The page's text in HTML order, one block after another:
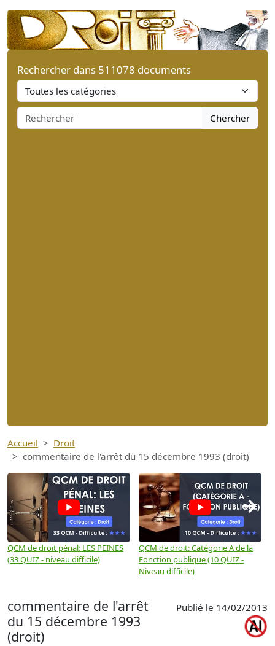
Rechercher dans 511078 documents
Chercher
Accueil
Droit
commentaire de l'arrêt du 15 décembre 1993 (droit)
QCM de droit pénal: LES PEINES
(33 QUIZ - niveau difficile)
QCM de droit: Catégorie A de la
Fonction publique (10 QUIZ -
Niveau difficile)
→
commentaire de l'arrêt
du 15 décembre 1993
(droit)
Publié le 14/02/2013